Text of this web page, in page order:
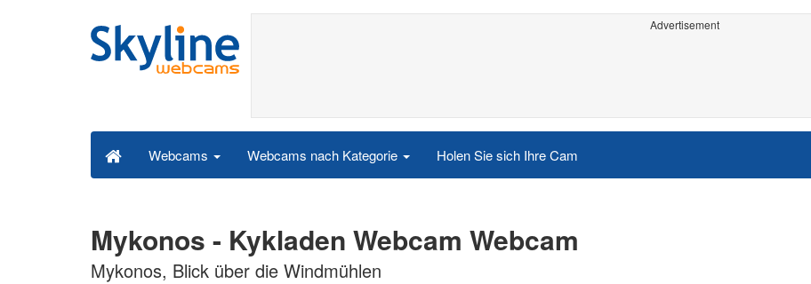
Advertisement
Webcams Webcams nach Kategorie Holen Sie sich Ihre Cam
Mykonos - Kykladen Webcam Webcam
Mykonos, Blick über die Windmühlen